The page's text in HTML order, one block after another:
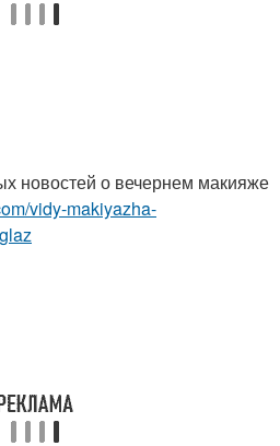
новостей о вечернем макияже
vidy-makiyazha-